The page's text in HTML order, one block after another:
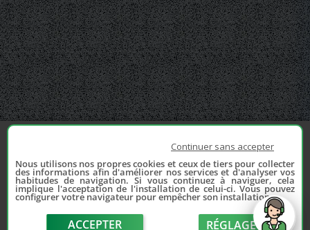
Continuer sans accepter
Nous utilisons nos propres cookies et ceux de tiers pour collecter
des informations afin d'améliorer nos services et d'analyser vos
habitudes de navigation. Si vous continuez à naviguer, cela
implique l'acceptation de l'installation de celui-ci. Vous pouvez
configurer votre navigateur pour empêcher son installation.
ACCEPTER RÉGLAGE